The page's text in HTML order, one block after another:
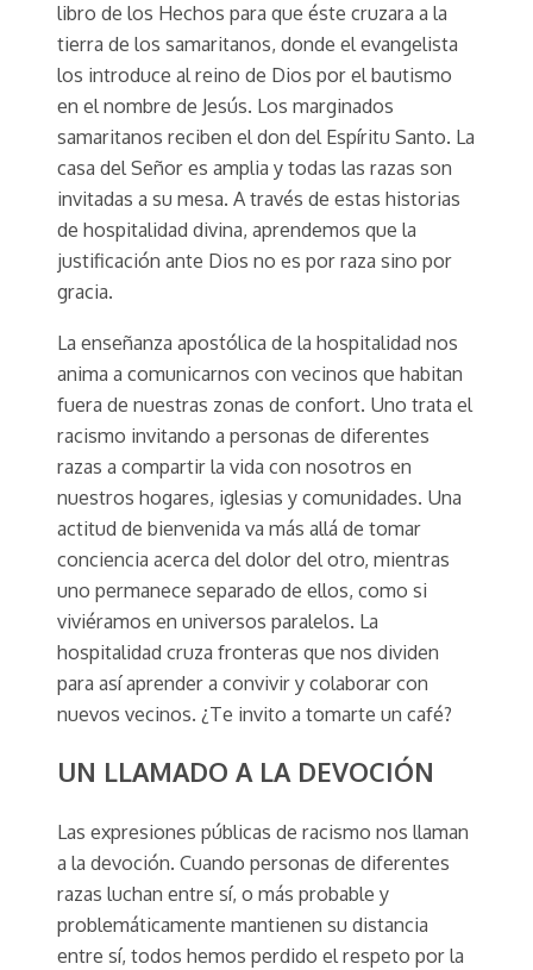
libro de los Hechos para que éste cruzara a la
tierra de los samaritanos, donde el evangelista
los introduce al reino de Dios por el bautismo
en el nombre de Jesús. Los marginados
samaritanos reciben el don del Espíritu Santo. La
casa del Señor es amplia y todas las razas son
invitadas a su mesa. A través de estas historias
de hospitalidad divina, aprendemos que la
justificación ante Dios no es por raza sino por
gracia.
La enseñanza apostólica de la hospitalidad nos
anima a comunicarnos con vecinos que habitan
fuera de nuestras zonas de confort. Uno trata el
racismo invitando a personas de diferentes
razas a compartir la vida con nosotros en
nuestros hogares, iglesias y comunidades. Una
actitud de bienvenida va más allá de tomar
conciencia acerca del dolor del otro, mientras
uno permanece separado de ellos, como si
viviéramos en universos paralelos. La
hospitalidad cruza fronteras que nos dividen
para así aprender a convivir y colaborar con
nuevos vecinos. ¿Te invito a tomarte un café?
UN LLAMADO A LA DEVOCIÓN
Las expresiones públicas de racismo nos llaman
a la devoción. Cuando personas de diferentes
razas luchan entre sí, o más probable y
problemáticamente mantienen su distancia
entre sí, todos hemos perdido el respeto por la